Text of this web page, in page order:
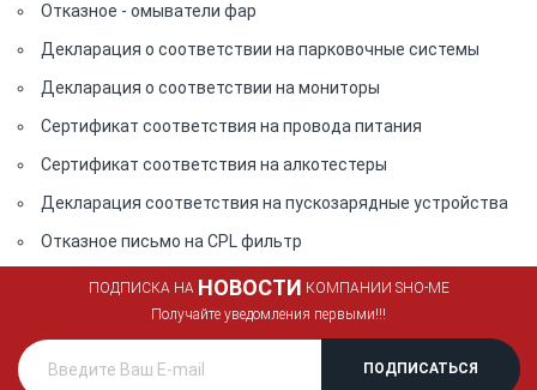
Отказное - омыватели фар
Декларация о соответствии на парковочные системы
Декларация о соответствии на мониторы
Сертификат соответствия на провода питания
Сертификат соответствия на алкотестеры
Декларация соответствия на пускозарядные устройства
Отказное письмо на CPL фильтр
ПОДПИСКА НА НОВОСТИ КОМПАНИИ SHO-ME
Получайте уведомления первыми!!!